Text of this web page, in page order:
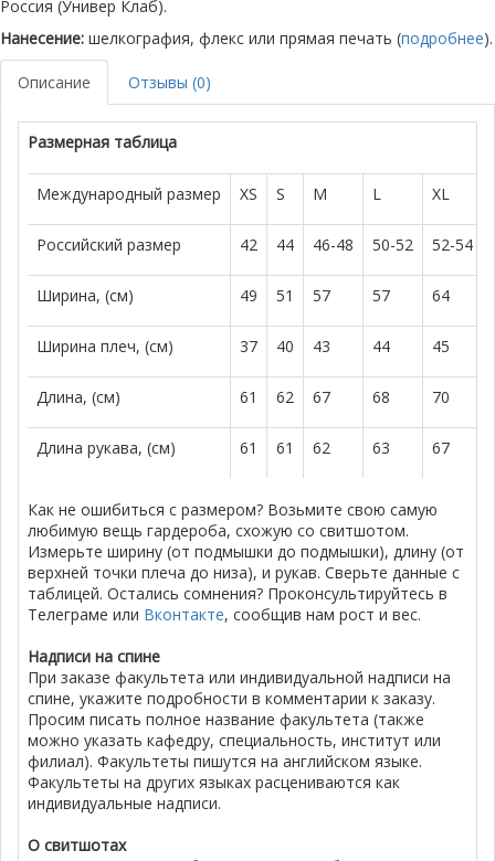
Россия (Универ Клаб).
Нанесение: шелкография, флекс или прямая печать (подробнее).
Описание Отзывы (0)
Размерная таблица
Международный размер XS S M L XL
Российский размер 42 44 46-48 50-52 52-54
Ширина, (см) 49 51 57 57 64
Ширина плеч, (см) 37 40 43 44 45
Длина, (см) 61 62 67 68 70
Длина рукава, (см) 61 61 62 63 67
Как не ошибиться с размером? Возьмите свою самую
любимую вещь гардероба, схожую со свитшотом.
Измерьте ширину (от подмышки до подмышки), длину (от
верхней точки плеча до низа), и рукав. Сверьте данные с
таблицей. Остались сомнения? Проконсультируйтесь в
Телеграме или Вконтакте, сообщив нам рост и вес.
Надписи на спине
При заказе факультета или индивидуальной надписи на
спине, укажите подробности в комментарии к заказу.
Просим писать полное название факультета (также
можно указать кафедру, специальность, институт или
филиал). Факультеты пишутся на английском языке.
Факультеты на других языках расцениваются как
индивидуальные надписи.
О свитшотах